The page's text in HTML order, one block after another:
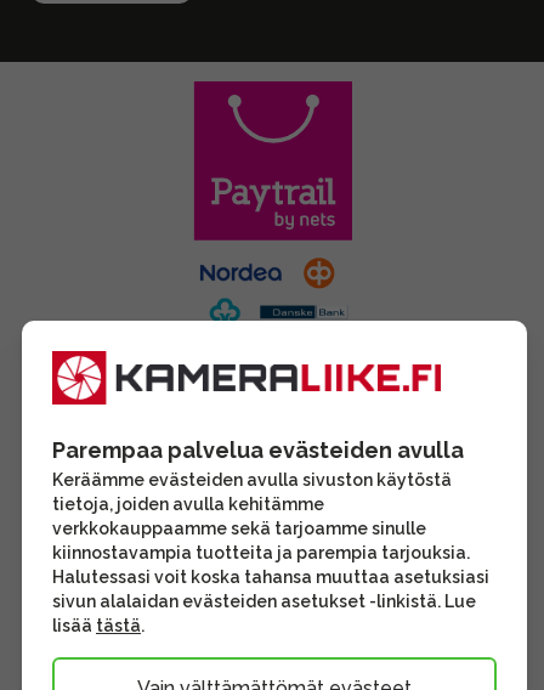
Parempaa palvelua evästeiden avulla
Keräämme evästeiden avulla sivuston käytöstä
tietoja, joiden avulla kehitämme
verkkokauppaamme sekä tarjoamme sinulle
kiinnostavampia tuotteita ja parempia tarjouksia.
Halutessasi voit koska tahansa muuttaa asetuksiasi
sivun alalaidan evästeiden asetukset -linkistä. Lue
lisää tästä.